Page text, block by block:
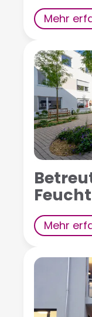
Mehr
Feucht
Mehr